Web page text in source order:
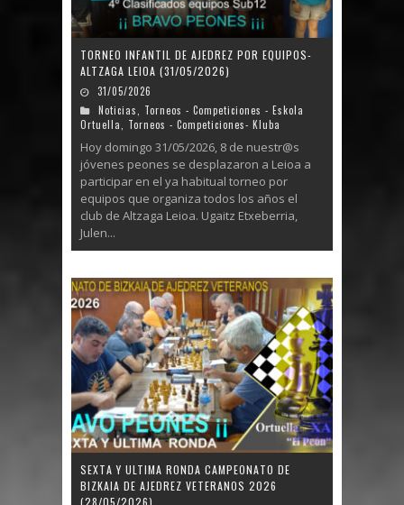
TORNEO INFANTIL DE AJEDREZ POR EQUIPOS-
ALTZAGA LEIOA (31/05/2026)
31/05/2026
Noticias, Torneos - Competiciones - Eskola
Ortuella, Torneos - Competiciones- Kluba
Hoy domingo 31/05/2026, 8 de nuestr@s
jóvenes peones se desplazaron a Leioa a
participar en el ya habitual torneo por
equipos que organiza todos los años el
club de Altzaga Leioa. Ugaitz Etxeberria,
Julen...
SEXTA Y ULTIMA RONDA CAMPEONATO DE
BIZKAIA DE AJEDREZ VETERANOS 2026
(28/05/2026)